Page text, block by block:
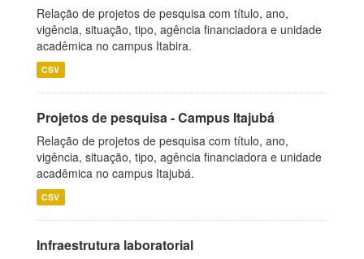
Relação de projetos de pesquisa com título, ano,
vigência, situação, tipo, agência financiadora e unidade
acadêmica no campus Itabira.
CSV
Projetos de pesquisa - Campus Itajubá
Relação de projetos de pesquisa com título, ano,
vigência, situação, tipo, agência financiadora e unidade
acadêmica no campus Itajubá.
CSV
Infraestrutura laboratorial